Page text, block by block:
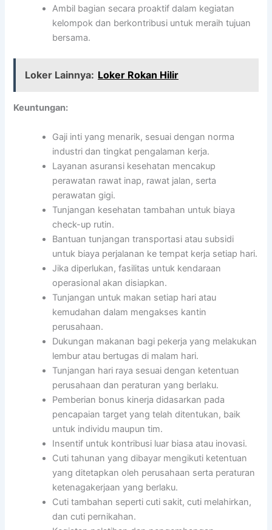
Ambil bagian secara proaktif dalam kegiatan
kelompok dan berkontribusi untuk meraih tujuan
bersama.
Loker Lainnya: Loker Rokan Hilir
Keuntungan:
Gaji inti yang menarik, sesuai dengan norma
industri dan tingkat pengalaman kerja.
Layanan asuransi kesehatan mencakup
perawatan rawat inap, rawat jalan, serta
perawatan gigi.
Tunjangan kesehatan tambahan untuk biaya
check-up rutin.
Bantuan tunjangan transportasi atau subsidi
untuk biaya perjalanan ke tempat kerja setiap hari.
Jika diperlukan, fasilitas untuk kendaraan
operasional akan disiapkan.
Tunjangan untuk makan setiap hari atau
kemudahan dalam mengakses kantin
perusahaan.
Dukungan makanan bagi pekerja yang melakukan
lembur atau bertugas di malam hari.
Tunjangan hari raya sesuai dengan ketentuan
perusahaan dan peraturan yang berlaku.
Pemberian bonus kinerja didasarkan pada
pencapaian target yang telah ditentukan, baik
untuk individu maupun tim.
Insentif untuk kontribusi luar biasa atau inovasi.
Cuti tahunan yang dibayar mengikuti ketentuan
yang ditetapkan oleh perusahaan serta peraturan
ketenagakerjaan yang berlaku.
Cuti tambahan seperti cuti sakit, cuti melahirkan,
dan cuti pernikahan.